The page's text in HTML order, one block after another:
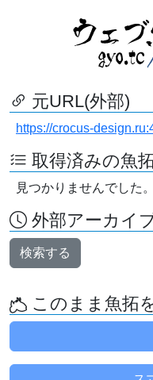
元URL(外部)
https://crocus-
取得済みの魚
見つかりませんでした。
外部アーカイ
検索する
このまま魚拓